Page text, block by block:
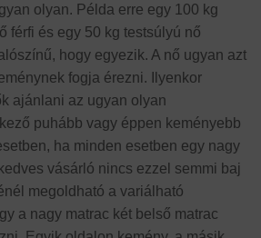
olyan. Példa erre egy 100 kg
férfi és egy 50 kg testsúlyú nő
hogy egyezik. A nő ugyan azt
fogja érezni. Ilyenkor
ajánlani az ugyan olyan
puhább vagy éppen keményebb
ha minden esetben egy nagy
vásárló nincs ezzel semmi baj
megoldható a variálható
a nagy matrac két belső matrac